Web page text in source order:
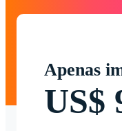
Apenas
US$